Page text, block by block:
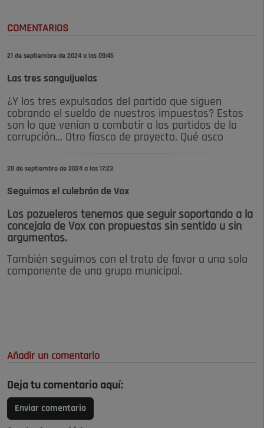
COMENTARIOS
21 de septiembre de 2024 a las 09:45
Las tres sanguijuelas
¿Y los tres expulsados del partido que siguen
cobrando el sueldo de nuestros impuestos? Estos
son lo que venían a combatir a los partidos de la
corrupción... Otro fiasco de proyecto. Qué asco
20 de septiembre de 2024 a las 17:23
Seguimos el culebrón de Vox
Los pozueleros tenemos que seguir soportando a la
concejala de Vox con propuestas sin sentido u sin
argumentos.
También seguimos con el trato de favor a una sola
componente de una grupo municipal.
Añadir un comentario
Deja tu comentario aquí:
Enviar comentario